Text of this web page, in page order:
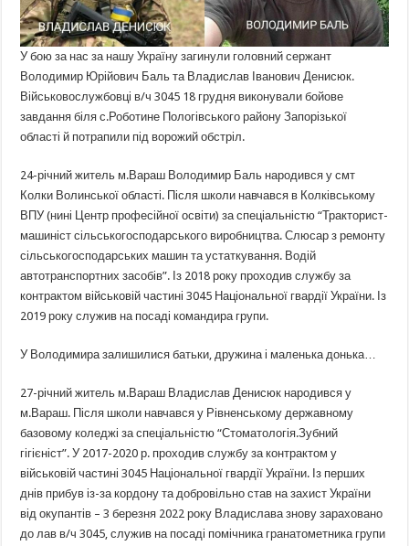
Убою за нас за нашу Україну загинули головний сержант
Володимир Юрійович Баль та Владислав Іванович Денисюк.
Військовослужбовці в/ч 3045 18 грудня виконували бойове
завдання біля с.Роботине Пологівського району Запорізької
області й потрапили під ворожий обстріл.
24-річний житель м.Вараш Володимир Баль народився у смт
Колки Волинської області. Після школи навчався в Колківському
ВПУ (нині Центр професійної освіти) за спеціальністю “Тракторист-
машиніст сільськогосподарського виробництва. Слюсар з ремонту
сільськогосподарських машин та устаткування. Водій
автотранспортних засобів”. Із 2018 року проходив службу за
контрактом військовій частині 3045 Національної гвардії України. Із
2019 року служив на посаді командира групи.
У Володимира залишилися батьки, дружина і маленька донька…
27-річний житель м.Вараш Владислав Денисюк народився у
м.Вараш. Після школи навчався у Рівненському державному
базовому коледжі за спеціальністю “Стоматологія.Зубний
гігієніст”. У 2017-2020 р. проходив службу за контрактом у
військовій частині 3045 Національної гвардії України. Із перших
днів прибув із-за кордону та добровільно став на захист України
від окупантів – 3 березня 2022 року Владислава знову зараховано
до лав в/ч 3045, служив на посаді помічника гранатометника групи